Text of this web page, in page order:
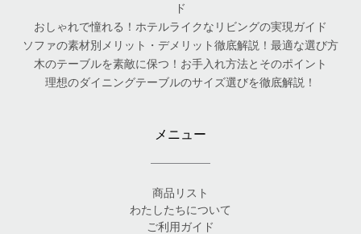
ド
おしゃれで憧れる！ホテルライクなリビングの実現ガイド
ソファの素材別メリット・デメリット徹底解説！最適な選び方
木のテーブルを素敵に保つ！お手入れ方法とそのポイント
理想のダイニングテーブルのサイズ選びを徹底解説！
メニュー
商品リスト
わたしたちについて
ご利用ガイド